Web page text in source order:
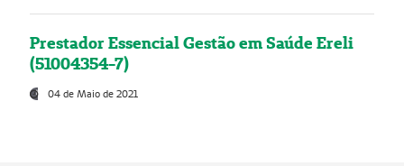
Prestador Essencial Gestão em Saúde Ereli
(51004354-7)
04 de Maio de 2021